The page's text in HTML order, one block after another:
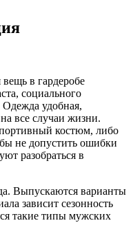
в гардеробе
социального
Одежда удобная,
все случаи жизни.
костюм, либо
не допустить ошибки
разобраться в
Выпускаются варианты
зависит сезонность
такие типы мужских